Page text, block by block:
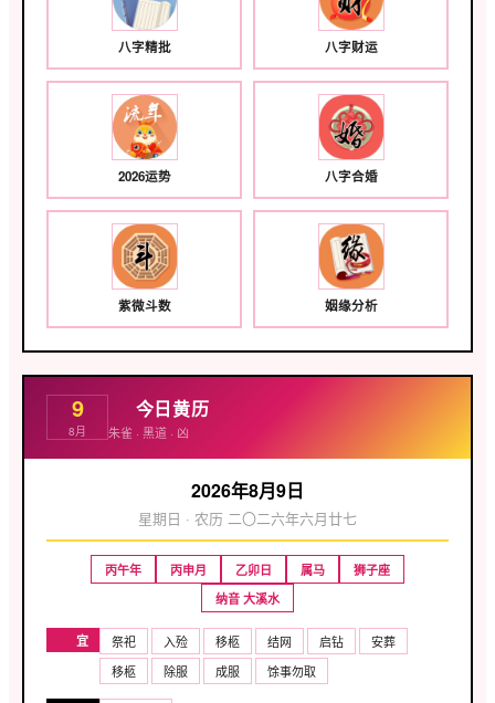
八字精批 八字财运
2026运势 八字合婚
紫微斗数 姻缘分析
9
8月
今日黄历
朱雀 · 黑道 · 凶
2026年8月9日
星期日 · 农历 二〇二六年六月廿七
丙午年 丙申月 乙卯日 属马
狮子座
纳音 大溪水
宜 祭祀 入殓 移柩 结网 启钻
安葬
移柩
除服 成服 馀事勿取